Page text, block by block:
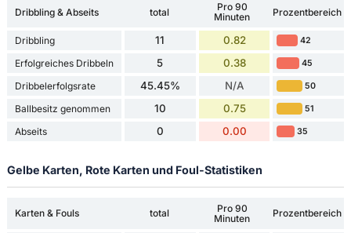
Dribbling & Abseits total
Pro 90
Minuten
Prozentbereich
Dribbling 11 0.82 42
Erfolgreiches Dribbeln 5 0.38 45
Dribbelerfolgsrate 45.45% N/A 50
Ballbesitz genommen 10 0.75 51
Abseits 0 0.00 35
Gelbe Karten, Rote Karten und Foul-Statistiken
Karten & Fouls total
Pro 90
Minuten
Prozentbereich